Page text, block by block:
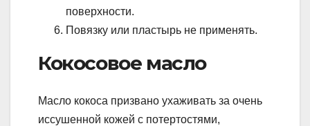
поверхности.
Повязку или пластырь не применять.
Кокосовое масло
Масло кокоса призвано ухаживать за очень
иссушенной кожей с потертостями,